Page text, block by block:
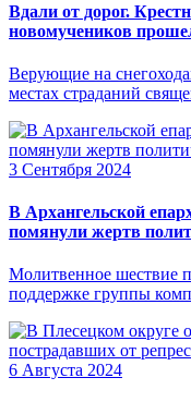
Вдали от дорог.
новомучеников
Верующие на
местах страданий
3 Сентября 2024
В Архангельской
помянули жертв
Молитвенное шествие
поддержке группы
6 Августа 2024